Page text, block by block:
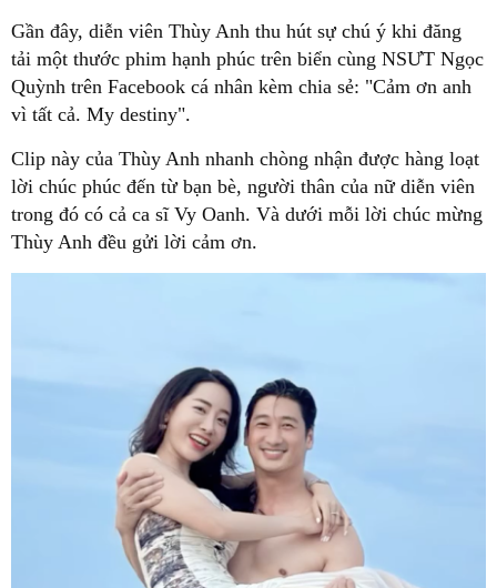
Gần đây, diễn viên Thùy Anh thu hút sự chú ý khi đăng
tải một thước phim hạnh phúc trên biển cùng NSƯT Ngọc
Quỳnh trên Facebook cá nhân kèm chia sẻ: "Cảm ơn anh
vì tất cả. My destiny".
Clip này của Thùy Anh nhanh chòng nhận được hàng loạt
lời chúc phúc đến từ bạn bè, người thân của nữ diễn viên
trong đó có cả ca sĩ Vy Oanh. Và dưới mỗi lời chúc mừng
Thùy Anh đều gửi lời cảm ơn.